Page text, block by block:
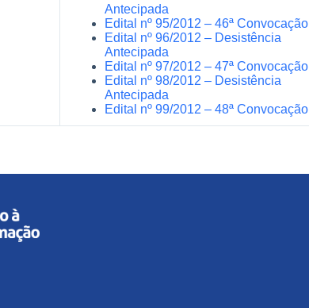
Antecipada
Edital nº 95/2012 – 46ª Convocação
Edital nº 96/2012 – Desistência
Antecipada
Edital nº 97/2012 – 47ª Convocação
Edital nº 98/2012 – Desistência
Antecipada
Edital nº 99/2012 – 48ª Convocação